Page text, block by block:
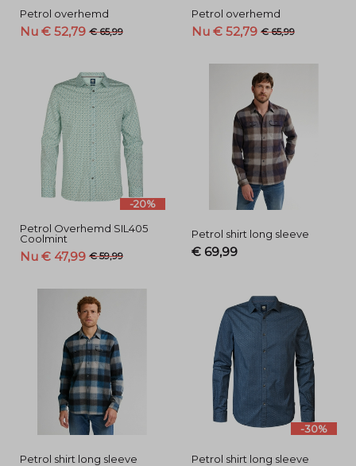
Petrol overhemd
Nu € 52,79 € 65,99
Petrol overhemd
Nu € 52,79 € 65,99
-20%
Petrol Overhemd SIL405
Coolmint
Nu € 47,99 € 59,99
Petrol shirt long sleeve
€ 69,99
Petrol shirt long sleeve
-30%
Petrol shirt long sleeve